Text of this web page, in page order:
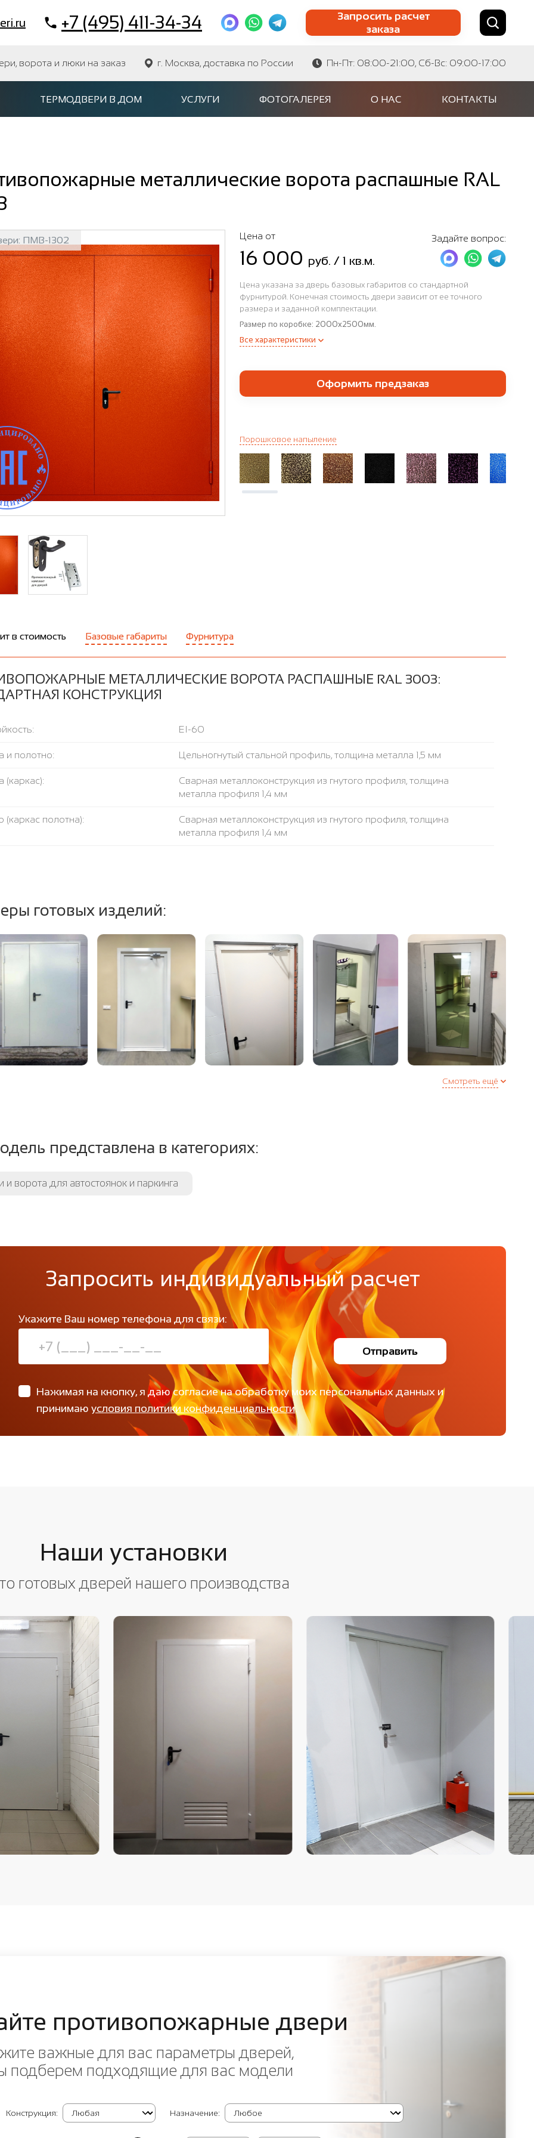
+7 (495) 411-34-34
Запросить расчет
заказа
Найти по сайту Найти по артикулу
ворота и люки на заказ г. Москва, доставка по России Пн-Пт: 08:00-21:00, Сб-Вс: 09:00-17:00
ТЕРМОДВЕРИ В ДОМ УСЛУГИ ФОТОГАЛЕРЕЯ О НАС КОНТАКТЫ
металлические ворота распашные RAL
ПМВ-1302 Цена от
16 000 руб. / 1 кв.м.
Задайте вопрос:
Цена указана за дверь базовых габаритов со стандартной
фурнитурой. Конечная стоимость двери зависит от ее точного
размера и заданной комплектации.
Размер по коробке: 2000x2500мм.
Все характеристики
Оформить предзаказ
Порошковое напыление
в стоимость Базовые габариты Фурнитура
МЕТАЛЛИЧЕСКИЕ ВОРОТА РАСПАШНЫЕ RAL 3003:
КОНСТРУКЦИЯ
EI-60
и полотно: Цельногнутый стальной профиль, толщина металла 1,5 мм
(каркас):
Сварная металлоконструкция из гнутого профиля, толщина
металла профиля 1,4 мм
(каркас полотна):
Сварная металлоконструкция из гнутого профиля, толщина
металла профиля 1,4 мм
изоляция:
противодымный + противопожарная лента
готовых изделий:
Смотреть ещё
представлена в категориях:
и ворота для автостоянок и паркинга
Запросить индивидуальный расчет
Укажите Ваш номер телефона для связи:
Отправить
Нажимая на кнопку, я даю согласие на обработку моих персональных данных и
принимаю условия политики конфиденциальности.
Наши установки
готовых дверей нашего производства
противопожарные двери
важные для вас параметры дверей,
подберем подходящие для вас модели
Конструкция: Назначение: